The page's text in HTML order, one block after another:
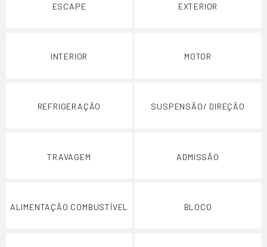
ESCAPE EXTERIOR
INTERIOR MOTOR
REFRIGERAÇÃO SUSPENSÃO/ DIREÇÃO
TRAVAGEM ADMISSÃO
ALIMENTAÇÃO COMBUSTÍVEL BLOCO